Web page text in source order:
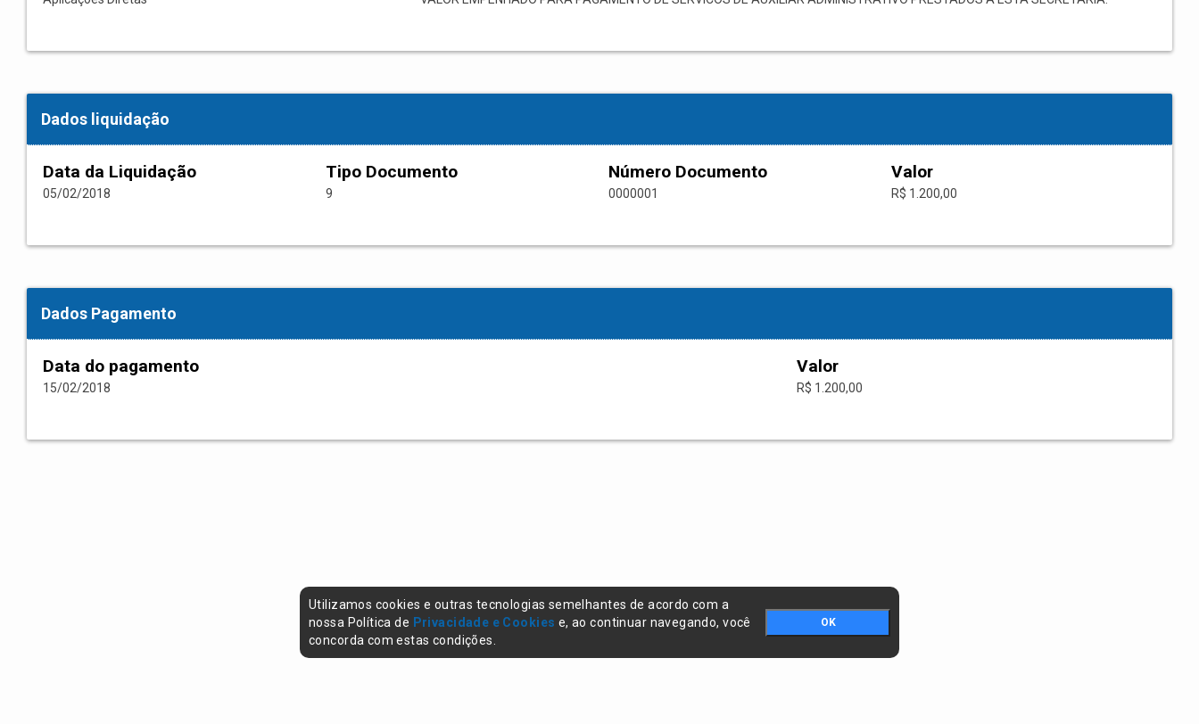
Dados liquidação
Data da Liquidação
05/02/2018
Tipo Documento
9
Número Documento
0000001
Valor
R$ 1.200,00
Dados Pagamento
Data do pagamento
15/02/2018
Valor
R$ 1.200,00
Utilizamos cookies e outras tecnologias semelhantes de acordo com a
nossa Política de Privacidade e Cookies e, ao continuar navegando, você
concorda com estas condições.
OK